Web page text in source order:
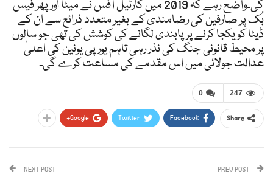
گی۔واضح رہے کہ 2019 میں کارٹیل آفس نے میٹا اور پھر فیس
بُک پر صارفین کی رضامندی کے بغیر متعدد ذرائع سے ان کے
ڈیٹا کو یکجا کرنے پر پابندی لگانے کی کوشش کی تھی جو سالوں
پر محیط قانونی جنگ کی نذر رہی تاہم یورپی یونین کی اعلیٰ
عدالت جولائی میں اس مقدمے کی مساعت کرے گی۔
0 247
Share
Facebook
Twitter
Google+
NEXT POST